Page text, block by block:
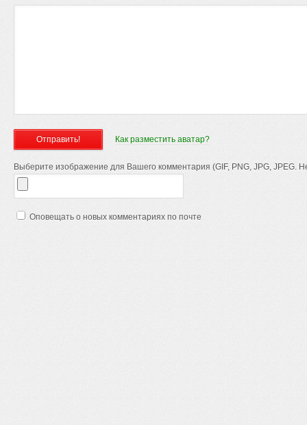
Как разместить аватар?
Выберите изображение для Вашего комментария (GIF, PNG, JPG, JPEG.
Оповещать о новых комментариях по почте